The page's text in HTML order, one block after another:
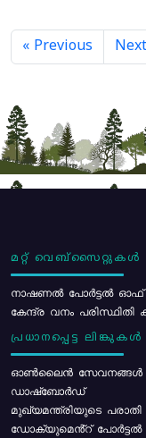
« Previous
മറ്റ് വെബ്സൈറ്റുകൾ
നാഷണൽ പോർട്ടൽ ഓഫ്
കേന്ദ്ര വനം
പ്രധാനപ്പെട്ട ലിങ്കുകൾ
ഓൺലൈൻ സേവനങ്ങൾ
ഡാഷ്ബോർഡ്
മുഖ്യമന്ത്രിയുടെ പരാതി
ഡോക്യുമെൻ്റ് പോർട്ടൽ